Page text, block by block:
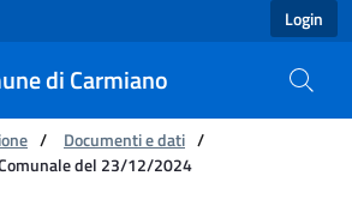
Login
di Carmiano
/ Documenti e dati /
del 23/12/2024